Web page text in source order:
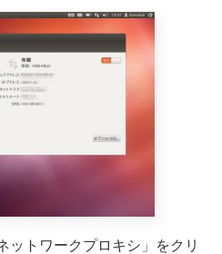
ットワークプロキシ」をクリ